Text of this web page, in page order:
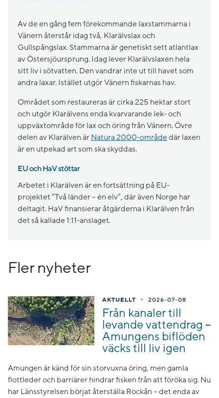
Av de en gång fem förekommande laxstammarna i
Vänern återstår idag två, Klarälvslax och
Gullspångslax. Stammarna är genetiskt sett atlantlax
av Östersjöursprung. Idag lever Klarälvslaxen hela
sitt liv i sötvatten. Den vandrar inte ut till havet som
andra laxar. Istället utgör Vänern fiskarnas hav.
Området som restaureras är cirka 225 hektar stort
och utgör Klarälvens enda kvarvarande lek- och
uppväxtområde för lax och öring från Vänern. Övre
delen av Klarälven är Natura 2000-områdedär laxen
är en utpekad art som ska skyddas.
EU och HaV stöttar
Arbetet i Klarälven är en fortsättning på EU-
projektet ”Två länder – én elv”, där även Norge har
deltagit. HaV finansierar åtgärderna i Klarälven från
det så kallade 1:11-anslaget.
Fler nyheter
AKTUELLT • 2026-07-08
Från kanaler till
levande vattendrag –
Amungens biflöden
väcks till liv igen
Amungen är känd för sin storvuxna öring, men gamla
flottleder och barriärer hindrar fisken från att föröka sig. Nu
har Länsstyrelsen börjat återställa Rockån – det enda av